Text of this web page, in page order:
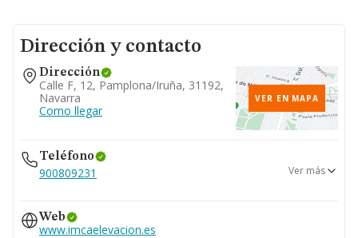
Dirección y contacto
Dirección
Calle F, 12, Pamplona/iruña, 31192,
Navarra
Como llegar
VER EN MAPA
Teléfono
900809231
948235974
Ver más
Web
www.imcaelevacion.es